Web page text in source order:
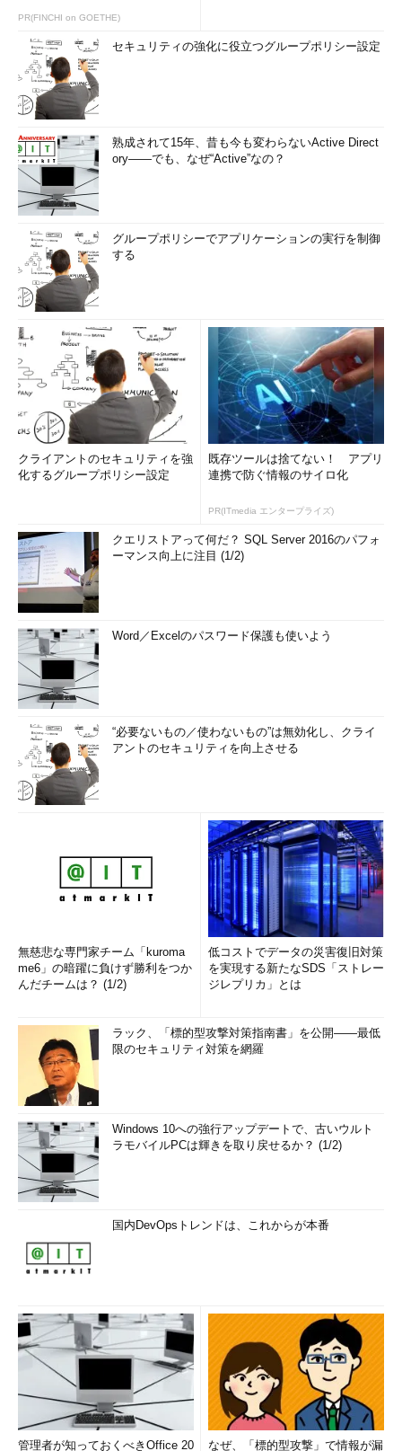
業はまだ世界を主導する立場になり得ていないといえます。一方
で、地域のIT企業が海外に出ていくに際しては、ハードスキル、
ソフトスキルともにその独自の強みをどう海外と連携・協業し展
開するのかという点が大切なのではないでしょうか。同じ産学連
携でも、会津大学では共同研究やインターンシップにおいて地域
のITベンチャーと連携を進める一方、インドのIT企業とも連携す
るなど国内外、大手・中小とバランス良く連携をしている点も注
視すべきポイントだと思います。
PR(FINCHI on GOETHE)
セキュリティの強化に役立つグループポリシー設定
熟成されて15年、昔も今も変わらないActive Direct
ory――でも、なぜ“Active”なの？
グループポリシーでアプリケーションの実行を制御
する
クライアントのセキュリティを強
化するグループポリシー設定
既存ツールは捨てない！ アプリ
連携で防ぐ情報のサイロ化
PR(ITmedia エンタープライズ)
クエリストアって何だ？ SQL Server 2016のパフォ
ーマンス向上に注目 (1/2)
Word／Excelのパスワード保護も使いよう
“必要ないもの／使わないもの”は無効化し、クライ
アントのセキュリティを向上させる
無慈悲な専門家チーム「kuroma
me6」の暗躍に負けず勝利をつか
んだチームは？ (1/2)
低コストでデータの災害復旧対策
を実現する新たなSDS「ストレー
ジレプリカ」とは
ラック、「標的型攻撃対策指南書」を公開――最低
限のセキュリティ対策を網羅
Windows 10への強行アップデートで、古いウルト
ラモバイルPCは輝きを取り戻せるか？ (1/2)
国内DevOpsトレンドは、これからが本番
管理者が知っておくべきOffice 20 なぜ、「標的型攻撃」で情報が漏